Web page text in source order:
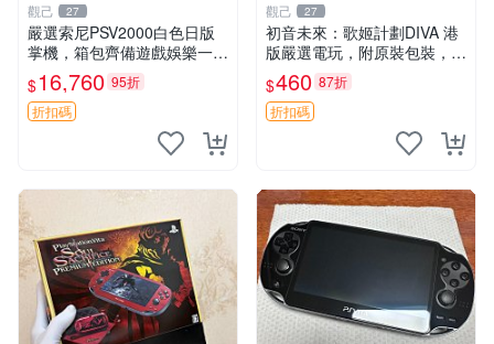
觀己 27
嚴選索尼PSV2000白色日版
掌機，箱包齊備遊戲娛樂一應
俱全 PSV2000 索尼 電玩掌機
日版 品牌掌機
$16,760 95折
折扣碼
觀己 27
初音未來：歌姬計劃DIVA 港
版嚴選電玩，附原裝包裝，卡
帶狀態如新，盤面乾淨無瑕，
PSV平臺專用 日文原版 測試
無誤 售不退不換 初音未來、
$460 87折
折扣碼